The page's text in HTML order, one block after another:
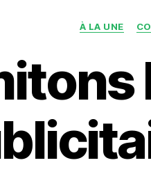
À LA UNE